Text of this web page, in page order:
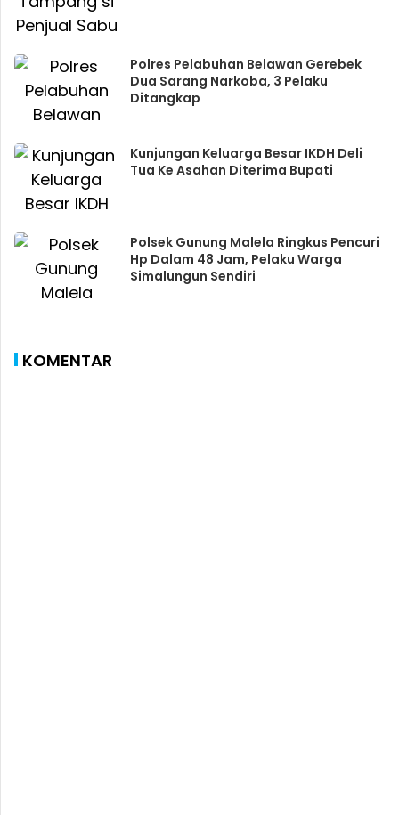
Polres Pelabuhan Belawan Gerebek
Dua Sarang Narkoba, 3 Pelaku
Ditangkap
Kunjungan Keluarga Besar IKDH Deli
Tua Ke Asahan Diterima Bupati
Polsek Gunung Malela Ringkus Pencuri
Hp Dalam 48 Jam, Pelaku Warga
Simalungun Sendiri
KOMENTAR